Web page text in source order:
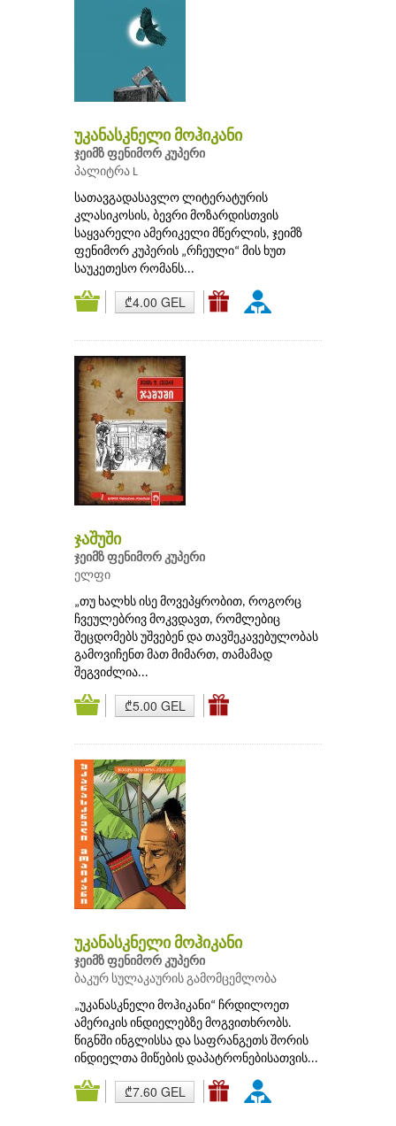
უკანასკნელი მოჰიკანი
ჯეიმზ ფენიმორ კუპერი
პალიტრა L
სათავგადასავლო ლიტერატურის
კლასიკოსის, ბევრი მოზარდისთვის
საყვარელი ამერიკელი მწერლის, ჯეიმზ
ფენიმორ კუპერის „რჩეული“ მის ხუთ
საუკეთესო რომანს...
₾4.00 GEL
ჯაშუში
ჯეიმზ ფენიმორ კუპერი
ელფი
„თუ ხალხს ისე მოვეპყრობით, როგორც
ჩვეულებრივ მოკვდავთ, რომლებიც
შეცდომებს უშვებენ და თავშეკავებულობას
გამოვიჩენთ მათ მიმართ, თამამად
შეგვიძლია...
₾5.00 GEL
უკანასკნელი მოჰიკანი
ჯეიმზ ფენიმორ კუპერი
ბაკურ სულაკაურის გამომცემლობა
„უკანასკნელი მოჰიკანი“ ჩრდილოეთ
ამერიკის ინდიელებზე მოგვითხრობს.
წიგნში ინგლისსა და საფრანგეთს შორის
ინდიელთა მიწების დაპატრონებისათვის...
₾7.60 GEL